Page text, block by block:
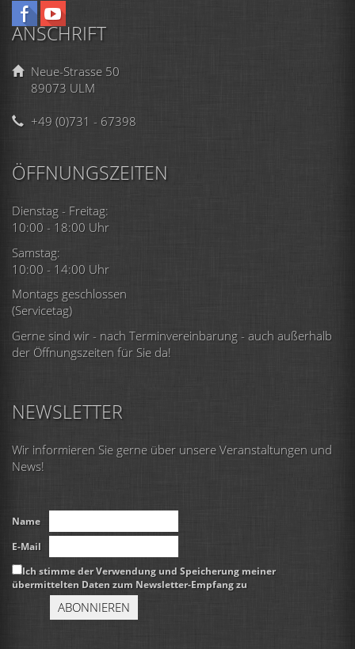
ANSCHRIFT
Neue-Strasse 50
89073 ULM
+49 (0)731 - 67398
ÖFFNUNGSZEITEN
Dienstag - Freitag:
10:00 - 18:00 Uhr
Samstag:
10:00 - 14:00 Uhr
Montags geschlossen
(Servicetag)
Gerne sind wir - nach Terminvereinbarung - auch außerhalb
der Öffnungszeiten für Sie da!
NEWSLETTER
Wir informieren Sie gerne über unsere Veranstaltungen und
News!
Name
E-Mail
Ich stimme der Verwendung und Speicherung meiner
übermittelten Daten zum Newsletter-Empfang zu